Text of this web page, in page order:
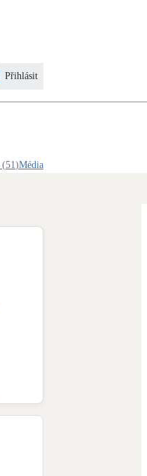
Přihlásit
(51)Média